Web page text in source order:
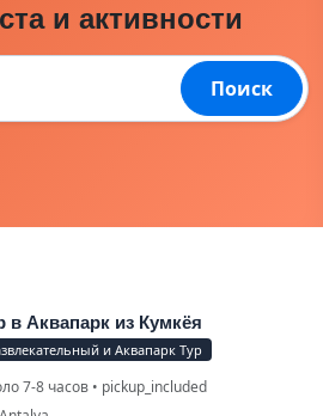
и активности
Поиск
Тур в Аквапарк из Кумкёя
и Аквапарк Тур
7-8 часов • pickup_included